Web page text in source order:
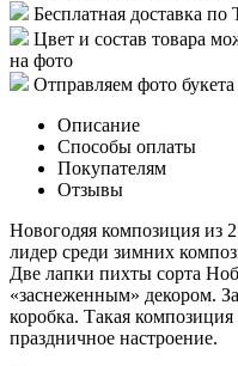
Бесплатная доставка по
Цвет и состав товара
на фото
Отправляем фото букета
Описание
Способы оплаты
Покупателям
Отзывы
Новогодяя композиция из
лидер среди зимних
Две лапки пихты сорта
«заснеженным» декором.
коробка. Такая
праздничное настроение.